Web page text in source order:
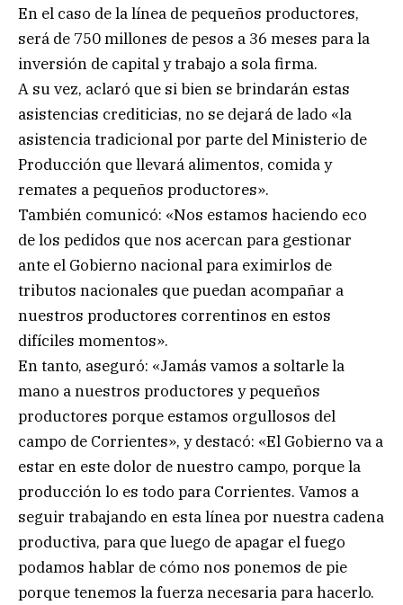
En el caso de la línea de pequeños productores,
será de 750 millones de pesos a 36 meses para la
inversión de capital y trabajo a sola firma.
A su vez, aclaró que si bien se brindarán estas
asistencias crediticias, no se dejará de lado «la
asistencia tradicional por parte del Ministerio de
Producción que llevará alimentos, comida y
remates a pequeños productores».
También comunicó: «Nos estamos haciendo eco
de los pedidos que nos acercan para gestionar
ante el Gobierno nacional para eximirlos de
tributos nacionales que puedan acompañar a
nuestros productores correntinos en estos
difíciles momentos».
En tanto, aseguró: «Jamás vamos a soltarle la
mano a nuestros productores y pequeños
productores porque estamos orgullosos del
campo de Corrientes», y destacó: «El Gobierno va a
estar en este dolor de nuestro campo, porque la
producción lo es todo para Corrientes. Vamos a
seguir trabajando en esta línea por nuestra cadena
productiva, para que luego de apagar el fuego
podamos hablar de cómo nos ponemos de pie
porque tenemos la fuerza necesaria para hacerlo.